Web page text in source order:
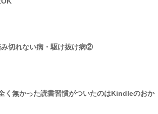
切れない病・駆け抜け病②
く無かった読書習慣がついたのはKindleのおか